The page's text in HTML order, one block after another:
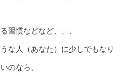
習慣などなど、、、
な人（あなた）に少しでもなり
のなら、